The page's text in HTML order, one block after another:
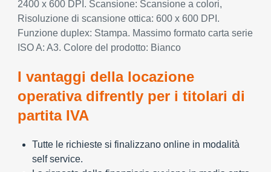
2400 x 600 DPI. Scansione: Scansione a colori,
Risoluzione di scansione ottica: 600 x 600 DPI.
Funzione duplex: Stampa. Massimo formato carta serie
ISO A: A3. Colore del prodotto: Bianco
I vantaggi della locazione
operativa difrently per i titolari di
partita IVA
Tutte le richieste si finalizzano online in modalità
self service.